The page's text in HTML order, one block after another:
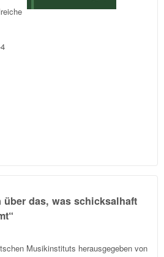
über das, was schicksalhaft
Musikinstituts herausgegeben von